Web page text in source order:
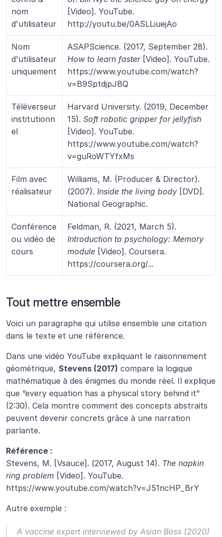
nom
d'utilisateur
[Video]. YouTube.
http://youtu.be/0ASLLiuejAo
Nom
d'utilisateur
uniquement
How to learn faster [Video]. YouTube.
https://www.youtube.com/watch?
v=B9SptdjpJBQ
Téléverseur
institutionn
el
Harvard University. (2019, December
15). Soft robotic gripper for jellyfish
[Video]. YouTube.
https://www.youtube.com/watch?
v=guRoWTYfxMs
Film avec
réalisateur
Williams, M. (Producer & Director).
(2007). Inside the living body [DVD].
National Geographic.
Conférence
ou vidéo de
cours
Introduction to psychology: Memory
module [Video]. Coursera.
https://coursera.org/...
Tout mettre ensemble
Voici un paragraphe qui utilise ensemble une citation
dans le texte et une référence.
Dans une vidéo YouTube expliquant le raisonnement
géométrique, Stevens (2017) compare la logique
mathématique à des énigmes du monde réel. Il explique
que “every equation has a physical story behind it”
(2:30). Cela montre comment des concepts abstraits
peuvent devenir concrets grâce à une narration
parlante.
Référence :
Stevens, M. [Vsauce]. (2017, August 14). The napkin
ring problem [Video]. YouTube.
https://www.youtube.com/watch?v=J51ncHP_BrY
Autre exemple :
A vaccine expert interviewed by Asian Boss (2020)